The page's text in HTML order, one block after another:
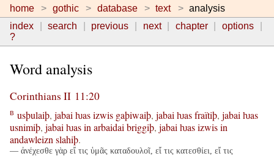
home gothic database text
analysis
index
search previous next chapter
options
?
Word analysis
Corinthians II 11:20
B usþulaiþ, jabai ƕasizwis gaþiwaiþ, jabai ƕasfraïtiþ, jabai ƕas
usnimiþ, jabai ƕasin arbaidai briggiþ, jabai ƕasizwisin
andawleizn slahiþ.
— ἀνέχεσθε γὰρ εἴ τις ὑμᾶς καταδουλοῖ, εἴ τις κατεσθίει, εἴ τις